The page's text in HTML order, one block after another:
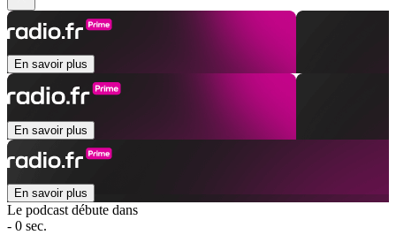
En savoir plus
En savoir plus
En savoir plus
Le podcast débute dans
- 0 sec.